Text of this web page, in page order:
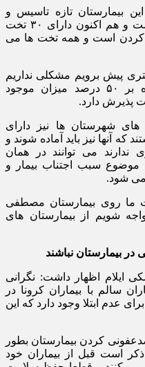
بیمارستان تازه تاسیس و
ساختمان اورژانس آن کاملا مجزاست و هم اکنون دارای ۳۰ تخت
کردن است و همه تخت ها می
پیش برویم مشکلی نداریم
چرا که بیمارستان مصطفی علاوه بر ۵۰ درصد میزان موجود
پذیرش دارد.
های شهرستان ها نیز دارای
آنها نیز باید آماده شوند و
ندارند می توانند در همان
موضوع سبب اجتناب بیمار و
می شود.
ما روی بیمارستان مصطفی
شویم از بیمارستان های
در بیمارستان نباشند
ایلام اظهار داشت: نگرانی
سالم با بیماران کرونا در
عدم ابتلا وجود دارد که این
کردن بیمارستان بطور
است قبل از بیماران خود